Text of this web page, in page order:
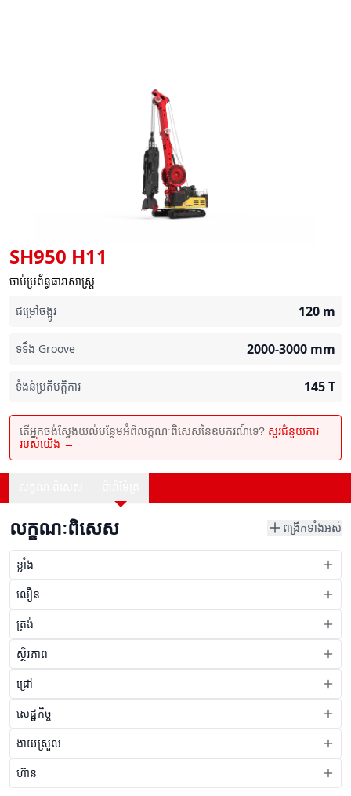
SH950 H11
ចាប់ប្រព័ន្ធធារាសាស្រ្ត
ជម្រៅចង្អូរ
120 m
ទទឹង Groove 2000-3000 mm
ទំងន់ប្រតិបត្តិការ 145T
តើអ្នកចង់ស្វែងយល់បន្ថែមអំពីលក្ខណៈពិសេសនៃឧបករណ៍ទេ? សួរជំនួយការ
របស់យើង →
លក្ខណៈពិសេស ពង្រីកទាំងអស់
ខ្លាំង
លឿន
ត្រង់
ស្ថិរភាព
ជ្រៅ
សេដ្ឋកិច្ច
ងាយស្រួល
ហ៊ាន